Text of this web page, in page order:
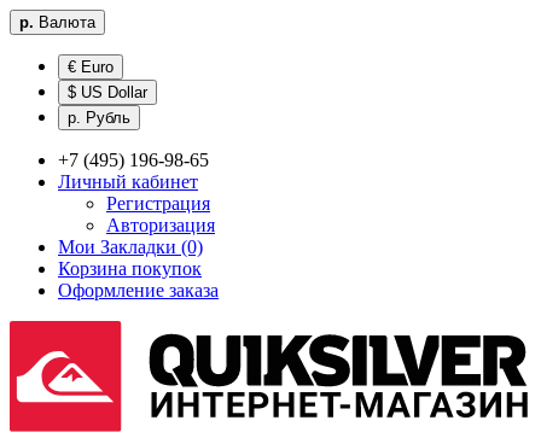
р. Валюта
€ Euro
$ US Dollar
р. Рубль
+7 (495) 196-98-65
Личный кабинет
Регистрация
Авторизация
Мои Закладки (0)
Корзина покупок
Оформление заказа